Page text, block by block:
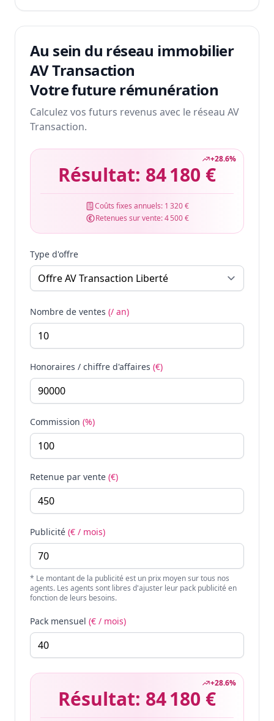
Au sein du réseau immobilier
AV Transaction
Votre future rémunération
Calculez vos futurs revenus avec le réseau AV
Transaction.
+28.6%
Résultat: 84 180 €
Coûts fixes annuels: 1 320 €
Retenues sur vente:4 500 €
Type d'offre
Nombre de ventes (/ an)
Honoraires / chiffre d'affaires (€)
Commission (%)
Retenue par vente (€)
Publicité (€ / mois)
* Le montant de la publicité est un prix moyen sur tous nos
agents. Les agents sont libres d'ajuster leur pack publicité en
fonction de leurs besoins.
Pack mensuel (€ / mois)
+28.6%
Résultat: 84 180 €